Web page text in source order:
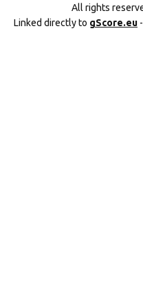
All rights
Linked directly to gScore.eu